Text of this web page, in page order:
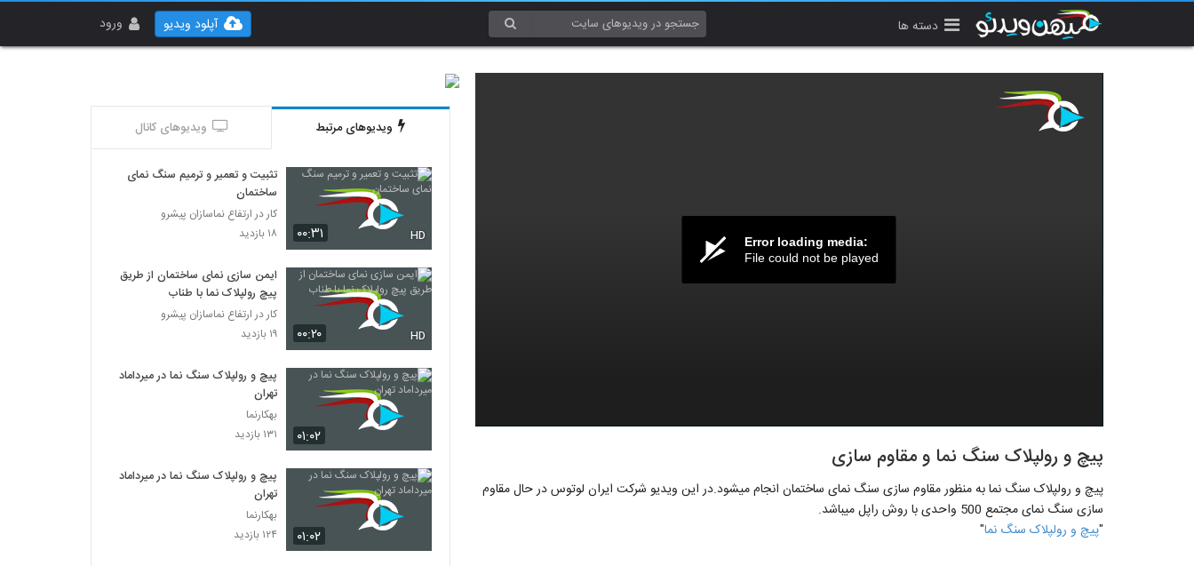
دسته ها ورود آپلود ویدیو
Error loading media:
File could not be played
پیچ و رولپلاک سنگ نما و مقاوم سازی
پیچ و رولپلاک سنگ نما به منظور مقاوم سازی سنگ نمای ساختمان انجام میشود.در این ویدیو شرکت ایران لوتوس در حال مقاوم
سازی سنگ نمای مجتمع 500 واحدی با روش راپل میباشد.
"پیچ و رولپلاک سنگ نما"
ویدیوهای مرتبط ویدیوهای کانال
۰۰:۳۱ HD
تثبیت و تعمیر و ترمیم سنگ نمای
ساختمان
کار در ارتفاع نماسازان پیشرو
۱۸ بازدید
۰۰:۲۰ HD
ایمن سازی نمای ساختمان از طریق
پیچ رولپلاک نما با طناب
کار در ارتفاع نماسازان پیشرو
۱۹ بازدید
۰۱:۰۲
پیچ و رولپلاک سنگ نما در میرداماد
تهران
بهکارنما
۱۳۱ بازدید
۰۱:۰۲
پیچ و رولپلاک سنگ نما در میرداماد
تهران
بهکارنما
۱۲۴ بازدید